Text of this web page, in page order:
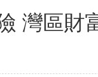
灣區財